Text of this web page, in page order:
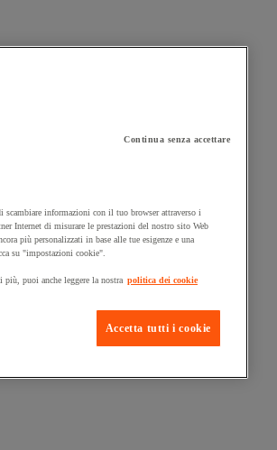
Prodotti in pronta consegna
Continua senza accettare
informazioni con il tuo browser attraverso i
Internet di misurare le prestazioni del nostro sito Web
più personalizzati in base alle tue esigenze e una
su "impostazioni cookie".
puoi anche leggere la nostra politica dei cookie
Accetta tutti i cookie